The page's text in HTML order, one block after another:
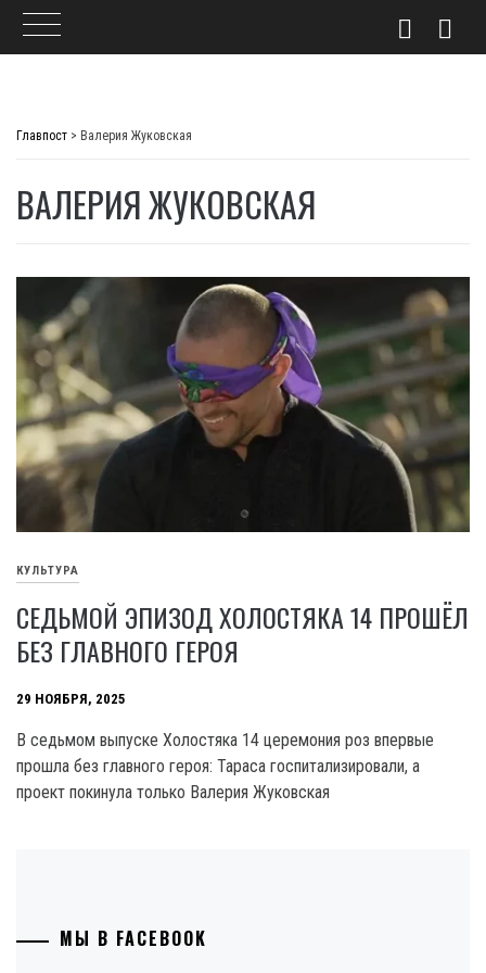
Главпост > Валерия Жуковская
ВАЛЕРИЯ ЖУКОВСКАЯ
КУЛЬТУРА
СЕДЬМОЙ ЭПИЗОД ХОЛОСТЯКА 14 ПРОШЁЛ
БЕЗ ГЛАВНОГО ГЕРОЯ
29 НОЯБРЯ, 2025
В седьмом выпуске Холостяка 14 церемония роз впервые
прошла без главного героя: Тараса госпитализировали, а
проект покинула только Валерия Жуковская
МЫ В FACEBOOK